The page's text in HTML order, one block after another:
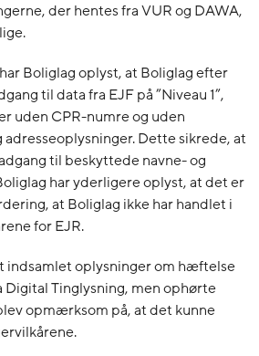
der hentes fra VUR og DAWA,
Boliglag oplyst, at Boliglag efter
til data fra EJF på ”Niveau 1”,
uden CPR-numre og uden
Dette sikrede, at
til beskyttede navne- og
har yderligere oplyst, at det er
at Boliglag ikke har handlet i
for EJR.
indsamlet oplysninger om hæftelse
Tinglysning, men ophørte
opmærksom på, at det kunne